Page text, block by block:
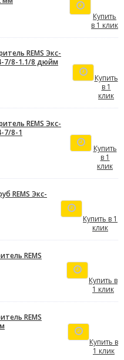
Купить
в 1 клик
REMS Экс-
7/8-1.1/8 дюйм
Купить
в 1
клик
REMS Экс-
7/8-1
Купить
в 1
клик
REMS Экс-
Купить в 1
клик
REMS
Купить в
1 клик
REMS
Купить в
1 клик